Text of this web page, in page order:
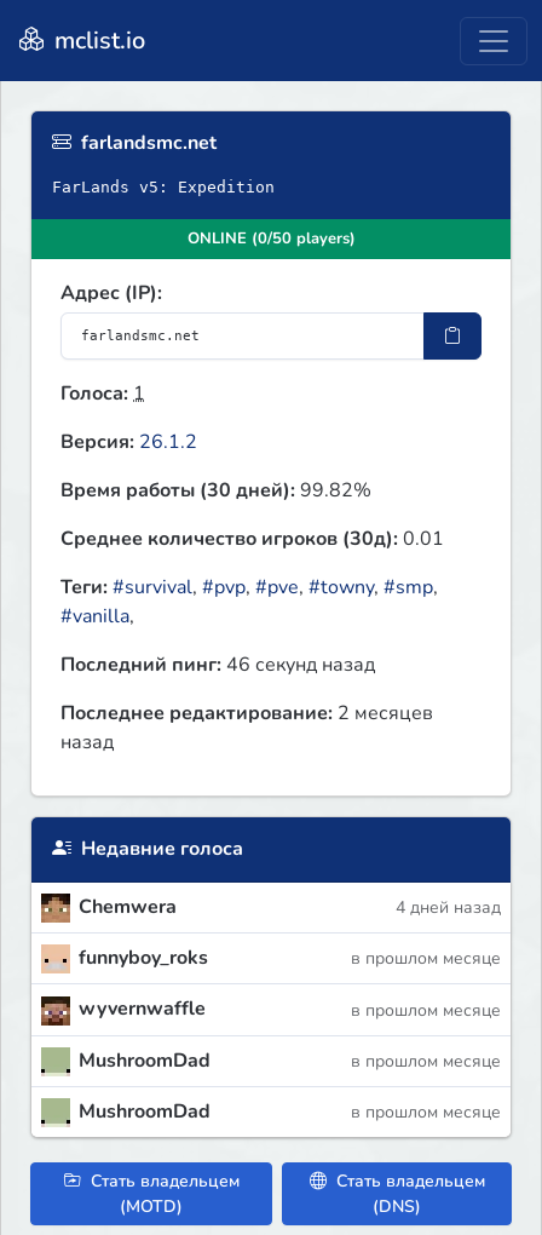
mclist.io
farlandsmc.net
FarLands v5: Expedition
ONLINE (0/50 players)
Адрес (IP):
Голоса:1
Версия: 26.1.2
Время работы (30 дней):99.82%
Среднее количество игроков (30д):0.01
Теги:#survival, #pvp, #pve, #towny, #smp,
#vanilla,
Последний пинг: 46 секунд назад
Последнее редактирование: 2 месяцев
назад
Недавние голоса
Chemwera 4 дней назад
funnyboy_roks в прошлом месяце
wyvernwaffle в прошлом месяце
MushroomDad в прошлом месяце
MushroomDad в прошлом месяце
Стать владельцем
(MOTD)
Стать владельцем
(DNS)